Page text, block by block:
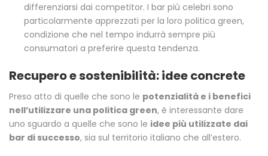
differenziarsi dai competitor. I bar più celebri sono
particolarmente apprezzati per la loro politica green,
condizione che nel tempo indurrà sempre più
consumatori a preferire questa tendenza.
Recupero e sostenibilità: idee concrete
Preso atto di quelle che sono le potenzialità e i benefici
nell’utilizzare una politica green, è interessante dare
uno sguardo a quelle che sono le idee più utilizzate dai
bar di successo, sia sul territorio italiano che all’estero.